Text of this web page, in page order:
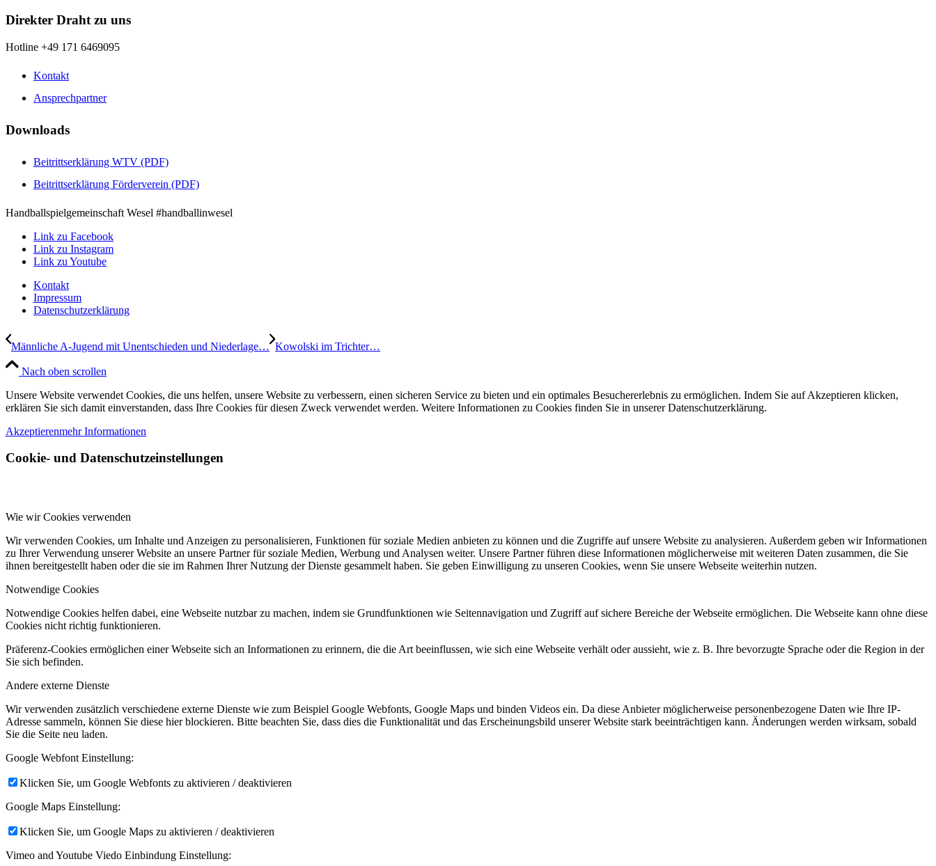
Direkter Draht zu uns
Hotline +49 171 6469095
Kontakt
Ansprechpartner
Downloads
Beitrittserklärung WTV (PDF)
Beitrittserklärung Förderverein (PDF)
Handballspielgemeinschaft Wesel #handballinwesel
Link zu Facebook
Link zu Instagram
Link zu Youtube
Kontakt
Impressum
Datenschutzerklärung
Männliche A-Jugend mit Unentschieden und Niederlage… Kowolski im Trichter…
Nach oben scrollen
Unsere Website verwendet Cookies, die uns helfen, unsere Website zu verbessern, einen sicheren Service zu bieten und ein optimales Besuchererlebnis zu ermöglichen. Indem Sie auf Akzeptieren klicken,
erklären Sie sich damit einverstanden, dass Ihre Cookies für diesen Zweck verwendet werden. Weitere Informationen zu Cookies finden Sie in unserer Datenschutzerklärung.
Akzeptierenmehr Informationen
Cookie- und Datenschutzeinstellungen
Wie wir Cookies verwenden
Wir verwenden Cookies, um Inhalte und Anzeigen zu personalisieren, Funktionen für soziale Medien anbieten zu können und die Zugriffe auf unsere Website zu analysieren. Außerdem geben wir Informationen
zu Ihrer Verwendung unserer Website an unsere Partner für soziale Medien, Werbung und Analysen weiter. Unsere Partner führen diese Informationen möglicherweise mit weiteren Daten zusammen, die Sie
ihnen bereitgestellt haben oder die sie im Rahmen Ihrer Nutzung der Dienste gesammelt haben. Sie geben Einwilligung zu unseren Cookies, wenn Sie unsere Webseite weiterhin nutzen.
Notwendige Cookies
Notwendige Cookies helfen dabei, eine Webseite nutzbar zu machen, indem sie Grundfunktionen wie Seitennavigation und Zugriff auf sichere Bereiche der Webseite ermöglichen. Die Webseite kann ohne diese
Cookies nicht richtig funktionieren.
Präferenz-Cookies ermöglichen einer Webseite sich an Informationen zu erinnern, die die Art beeinflussen, wie sich eine Webseite verhält oder aussieht, wie z. B. Ihre bevorzugte Sprache oder die Region in der
Sie sich befinden.
Andere externe Dienste
Wir verwenden zusätzlich verschiedene externe Dienste wie zum Beispiel Google Webfonts, Google Maps und binden Videos ein. Da diese Anbieter möglicherweise personenbezogene Daten wie Ihre IP-
Adresse sammeln, können Sie diese hier blockieren. Bitte beachten Sie, dass dies die Funktionalität und das Erscheinungsbild unserer Website stark beeinträchtigen kann. Änderungen werden wirksam, sobald
Sie die Seite neu laden.
Google Webfont Einstellung:
Klicken Sie, um Google Webfonts zu aktivieren / deaktivieren
Google Maps Einstellung:
Klicken Sie, um Google Maps zu aktivieren / deaktivieren
Vimeo and Youtube Viedo Einbindung Einstellung: